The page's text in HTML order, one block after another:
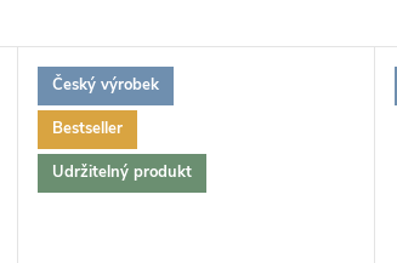
Český výrobek
Bestseller
Udržitelný produkt